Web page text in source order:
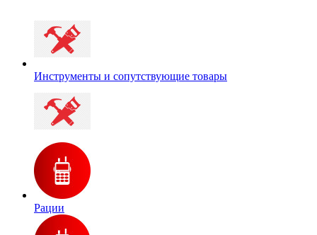
Инструменты и сопутствующие товары
Рации